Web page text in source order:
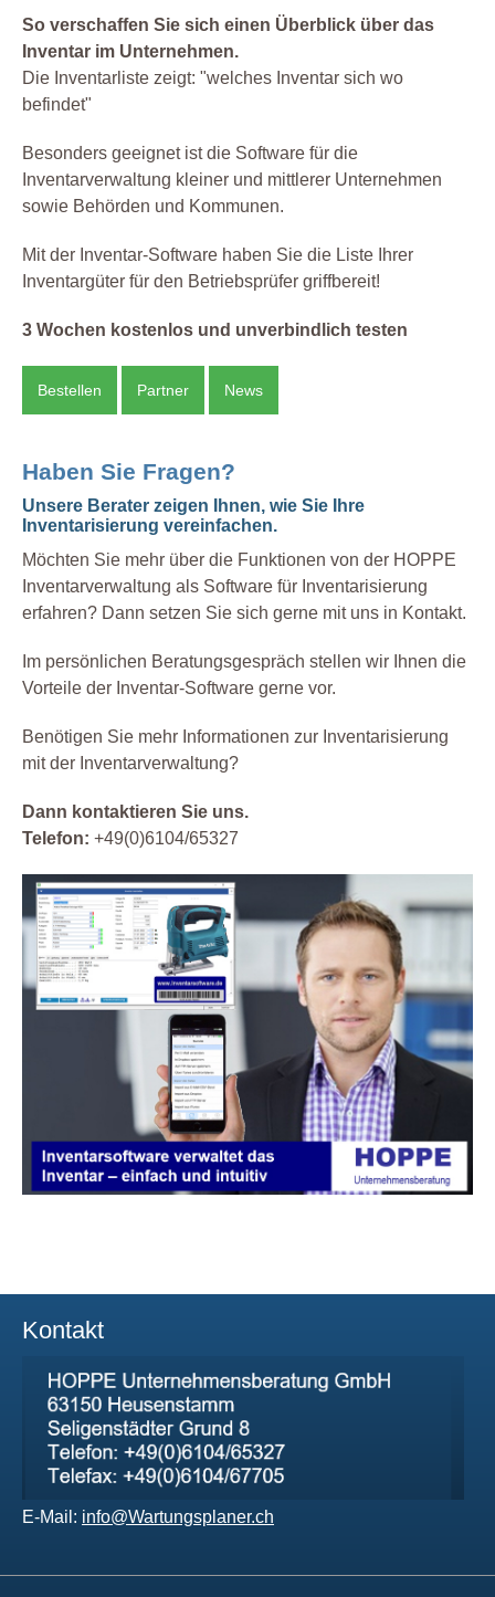
So verschaffen Sie sich einen Überblick über das
Inventar im Unternehmen.
Die Inventarliste zeigt: "welches Inventar sich wo
befindet"
Besonders geeignet ist die Software für die
Inventarverwaltung kleiner und mittlerer Unternehmen
sowie Behörden und Kommunen.
Mit der Inventar-Software haben Sie die Liste Ihrer
Inventargüter für den Betriebsprüfer griffbereit!
3 Wochen kostenlos und unverbindlich testen
Bestellen Partner News
Haben Sie Fragen?
Unsere Berater zeigen Ihnen, wie Sie Ihre
Inventarisierung vereinfachen.
Möchten Sie mehr über die Funktionen von der HOPPE
Inventarverwaltung als Software für Inventarisierung
erfahren? Dann setzen Sie sich gerne mit uns in Kontakt.
Im persönlichen Beratungsgespräch stellen wir Ihnen die
Vorteile der Inventar-Software gerne vor.
Benötigen Sie mehr Informationen zur Inventarisierung
mit der Inventarverwaltung?
Dann kontaktieren Sie uns.
Telefon: +49(0)6104/65327
Kontakt
E-Mail: info@Wartungsplaner.ch